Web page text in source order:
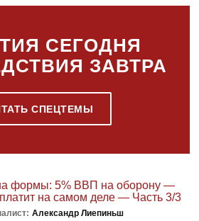
СЕГОДНЯ
ЗАВТРА
СПЕЦТЕМЫ
формы: 5% ВВП на оборону —
платит на самом деле — Часть 3/3
Александр Лиепиньш